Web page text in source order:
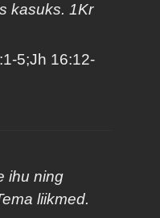
kasuks. 1Kr
5;Jh 16:12-
ihu ning
liikmed.